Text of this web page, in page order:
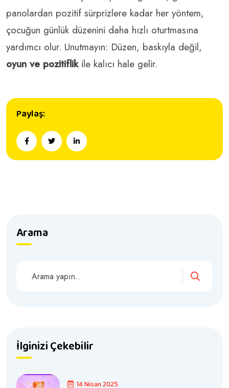
panolardan pozitif sürprizlere kadar her yöntem,
çocuğun günlük düzenini daha hızlı oturtmasına
yardımcı olur. Unutmayın: Düzen, baskıyla değil,
oyun ve pozitiflikile kalıcı hale gelir.
Paylaş:
Arama
İlginizi Çekebilir
14 Nisan 2025